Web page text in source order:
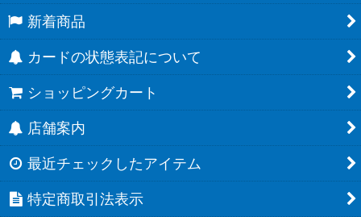
新着商品
カードの状態表記について
ショッピングカート
店舗案内
最近チェックしたアイテム
特定商取引法表示